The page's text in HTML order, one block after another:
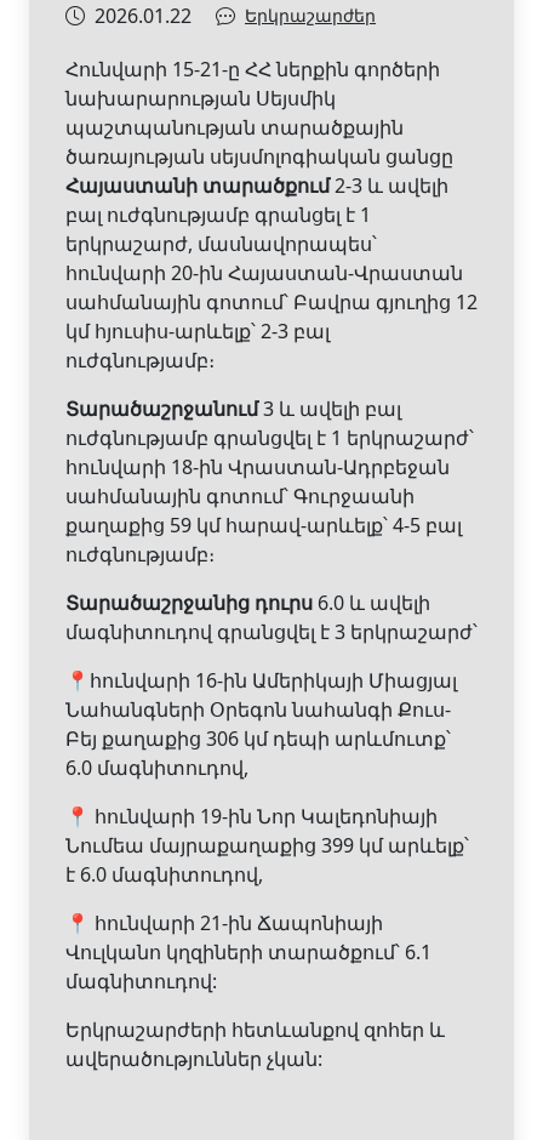
2026.01.22 Երկրաշարժեր
Հունվարի 15-21-ը ՀՀ ներքին գործերի
նախարարության Սեյսմիկ
պաշտպանության տարածքային
ծառայության սեյսմոլոգիական ցանցը
Հայաստանի տարածքում2-3 և ավելի
բալ ուժգնությամբ գրանցել է 1
երկրաշարժ, մասնավորապես՝
հունվարի 20-ին Հայաստան-Վրաստան
սահմանային գոտում՝ Բավրա գյուղից 12
կմ հյուսիս-արևելք՝ 2-3 բալ
ուժգնությամբ։
Տարածաշրջանում3 և ավելի բալ
ուժգնությամբ գրանցվել է 1 երկրաշարժ՝
հունվարի 18-ին Վրաստան-Ադրբեջան
սահմանային գոտում՝ Գուրջաանի
քաղաքից 59 կմ հարավ-արևելք՝ 4-5 բալ
ուժգնությամբ։
Տարածաշրջանից դուրս 6.0 և ավելի
մագնիտուդով գրանցվել է 3 երկրաշարժ՝
📍հունվարի 16-ին Ամերիկայի Միացյալ
Նահանգների Օրեգոն նահանգի Քուս-
Բեյ քաղաքից 306 կմ դեպի արևմուտք՝
6.0 մագնիտուդով,
📍 հունվարի 19-ին Նոր Կալեդոնիայի
Նումեա մայրաքաղաքից 399 կմ արևելք՝
է 6.0 մագնիտուդով,
📍 հունվարի 21-ին Ճապոնիայի
Վուլկանո կղզիների տարածքում՝ 6.1
մագնիտուդով:
Երկրաշարժերի հետևանքով զոհեր և
ավերածություններ չկան: